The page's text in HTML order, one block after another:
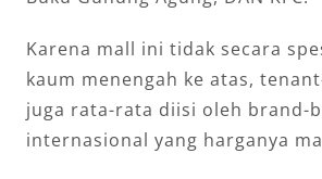
Karena mall ini tidak secara
kaum menengah ke atas,
juga rata-rata diisi oleh brand-
internasional yang harganya